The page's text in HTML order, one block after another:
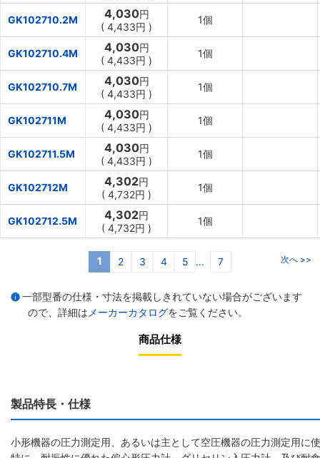
GK102710.2M 4,030円
( 4,433円 )
1個
GK102710.4M 4,030円
( 4,433円 )
1個
GK102710.7M 4,030円
( 4,433円 )
1個
GK102711M 4,030円
( 4,433円 )
1個
GK102711.5M 4,030円
( 4,433円 )
1個
GK102712M 4,302円
( 4,732円 )
1個
GK102712.5M 4,302円
( 4,732円 )
1個
1 2 3 4 5 ... 7 次へ >>
一部型番の仕様・寸法を掲載しきれていない場合がございます
ので、詳細は メーカーカタログをご覧ください。
商品仕様
製品特長・仕様
小形機器の圧力測定用、あるいは主として空圧機器の圧力測定用に